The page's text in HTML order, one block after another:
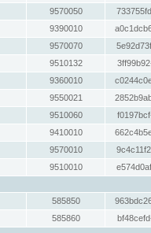
9570050
9390010
9570070
9510132
9360010
9550021
9510060
9410010
9570010
9510010
585850
585860